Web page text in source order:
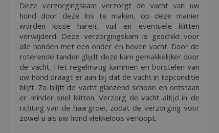
Deze verzorgingskam verzorgt de vacht van uw
hond door deze los te maken, op deze manier
worden losse haren, vuil en eventuele klitten
verwijderd. Deze verzorgingskam is geschikt voor
alle honden met een onder en boven vacht. Door de
roterende tanden glijdt deze kam gemakkelijker door
de vacht. Het regelmatig kammen en borstelen van
uw hond draagt er aan bij dat de vacht in topconditie
blijft. Zo blijft de vacht glanzend schoon en ontstaan
er minder snel klitten. Verzorg de vacht altijd in de
richting van de haargroei, zodat de verzorging voor
zowel u als uw hond vlekkeloos verloopt.